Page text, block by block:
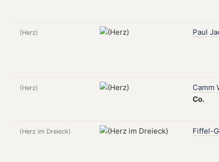
(Herz) Paul
(Herz) Camm
Co.
(Herz im Dreieck) Fiffel-